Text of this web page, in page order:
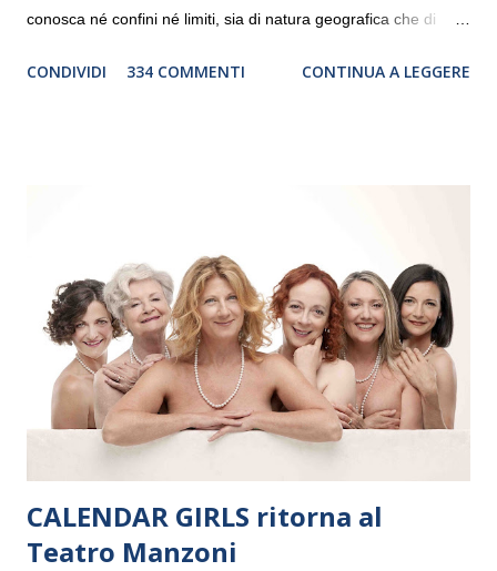
conosca né confini né limiti, sia di natura geografica che di
debutterà il 10 settembre a Heiden, in Germania, e toccherà, in
“Settembre dell’Accademia” dove si esibirà per il secondo anno
consecutivo. Il pubblico milanese avrà il piacere di applaudire i
giovani artisti della Baltic Sea Youth Philharmonic per la quarta
volta. L’orchestra, fondata nel 2008 da Kristjan Järvi (affiancato
da un prestigioso consiglio di consulent...
CONDIVIDI 334 COMMENTI CONTINUA A LEGGERE
CALENDAR GIRLS ritorna al
Teatro Manzoni